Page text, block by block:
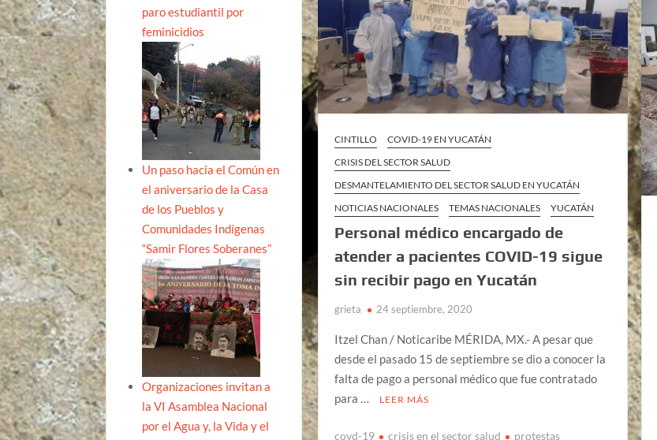
CINTILLO
COVID-19 EN YUCATÁN
CRISIS DEL SECTOR SALUD
DESMANTELAMIENTO DEL SECTOR SALUD EN YUCATÁN
NOTICIAS NACIONALES
TEMAS NACIONALES YUCATÁN
Personal médico encargado de
atender a pacientes COVID-19 sigue
sin recibir pago en Yucatán
grieta 24 septiembre, 2020
Itzel Chan / Noticaribe MÉRIDA, MX.- A pesar que
desde el pasado 15 de septiembre se dio a conocer la
falta de pago a personal médico que fue contratado
para …
LEER MÁS
covd-19 crisis en el sector salud protestas
paro estudiantil por
feminicidios
Un paso hacia el Común en
el aniversario de la Casa
de los Pueblos y
Comunidades Indígenas
“Samir Flores Soberanes”
Organizaciones invitan a
la VI Asamblea Nacional
por el Agua y, la Vida y el